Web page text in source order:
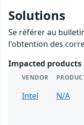
Solutions
Se référer au
l'obtention des
Impacted products
VENDOR
Intel N/A